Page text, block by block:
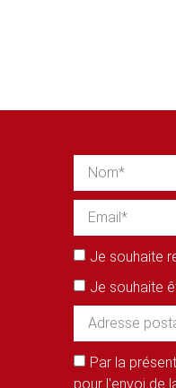
Je souhaite
Je souhaite
Par la
pour l'envoi de